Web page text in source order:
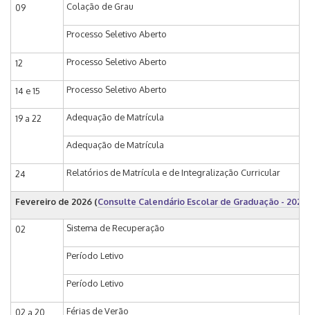
09 Colação de Grau
Processo Seletivo Aberto
12 Processo Seletivo Aberto
14 e 15 Processo Seletivo Aberto
19 a 22 Adequação de Matrícula
Adequação de Matrícula
24 Relatórios de Matrícula e de Integralização Curricular
Fevereiro de 2026 (Consulte Calendário Escolar de Graduação - 2026
02 Sistema de Recuperação
Período Letivo
Período Letivo
02 a 20 Férias de Verão